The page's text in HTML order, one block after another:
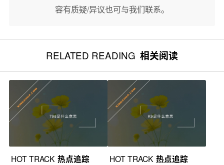
容有质疑/异议也可与我们联系。
RELATED READING 相关阅读
HOT TRACK 热点追踪 HOT TRACK 热点追踪